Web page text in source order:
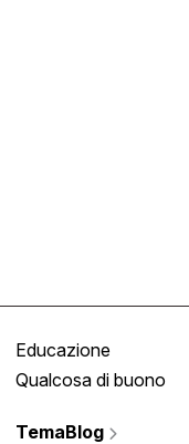
Educazione
Qualcosa di buono
TemaBlog